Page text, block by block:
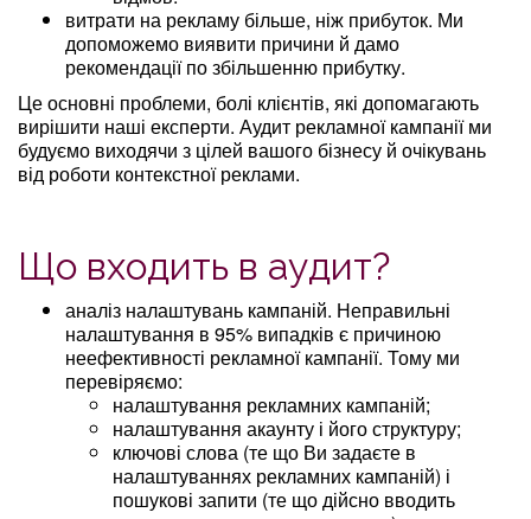
витрати на рекламу більше, ніж прибуток. Ми
допоможемо виявити причини й дамо
рекомендації по збільшенню прибутку.
Це основні проблеми, болі клієнтів, які допомагають
вирішити наші експерти. Аудит рекламної кампанії ми
будуємо виходячи з цілей вашого бізнесу й очікувань
від роботи контекстної реклами.
Що входить в аудит?
аналіз налаштувань кампаній. Неправильні
налаштування в 95% випадків є причиною
неефективності рекламної кампанії. Тому ми
перевіряємо:
налаштування рекламних кампаній;
налаштування акаунту і його структуру;
ключові слова (те що Ви задаєте в
налаштуваннях рекламних кампаній) і
пошукові запити (те що дійсно вводить